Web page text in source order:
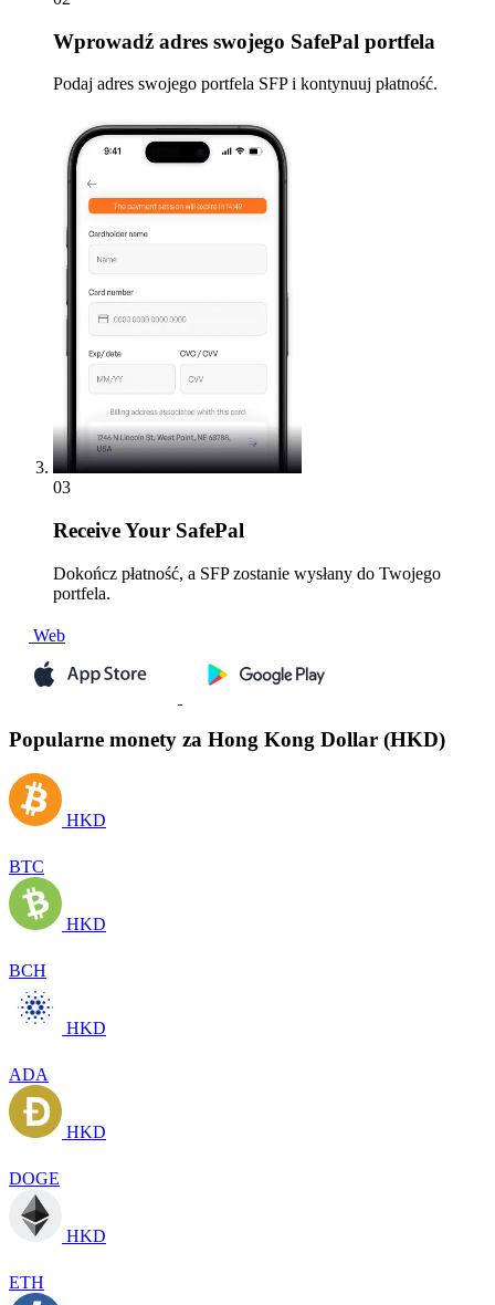
Wprowadź adres swojego SafePal portfela
Podaj adres swojego portfela SFP i kontynuuj płatność.
03
ReceiveYour SafePal
Dokończ płatność, a SFP zostanie wysłany do Twojego
portfela.
Web
Popularne monety za Hong Kong Dollar (HKD)
HKD
BTC
HKD
BCH
HKD
ADA
HKD
DOGE
HKD
ETH